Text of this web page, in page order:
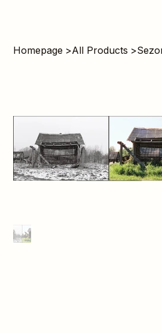
Homepage >All Products >